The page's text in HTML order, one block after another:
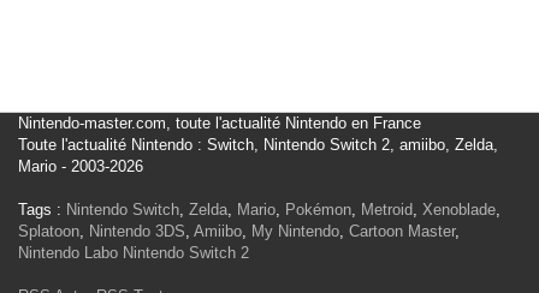
Nintendo-master.com, toute l'actualité Nintendo en France
Toute l'actualité Nintendo : Switch, Nintendo Switch 2, amiibo, Zelda,
Mario - 2003-2026
Tags : Nintendo Switch, Zelda, Mario, Pokémon, Metroid, Xenoblade,
Splatoon, Nintendo 3DS, Amiibo, My Nintendo, Cartoon Master,
Nintendo Labo Nintendo Switch 2